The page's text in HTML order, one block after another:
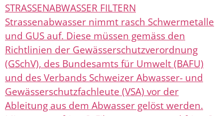
STRASSENABWASSER FILTERN
Strassenabwasser nimmt rasch Schwermetalle
und GUS auf. Diese müssen gemäss den
Richtlinien der Gewässerschutzverordnung
(GSchV), des Bundesamts für Umwelt (BAFU)
und des Verbands Schweizer Abwasser- und
Gewässerschutzfachleute (VSA) vor der
Ableitung aus dem Abwasser gelöst werden.